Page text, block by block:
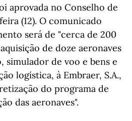
aprovada no Conselho de
(12). O comunicado
será de "cerca de 200
de doze aeronaves
simulador de voo e bens e
logística, à Embraer, S.A.,
do programa de
das aeronaves".